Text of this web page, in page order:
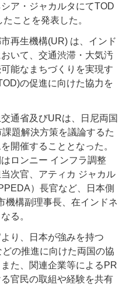
ア・ジャカルタにてTOD
ことを発表した。
再生機構(UR) は、インド
いて、交通渋滞・大気汚
能なまちづくりを実現す
の促進に向けた協力を
通省及びURは、日尼両国
題解決方策を議論するた
開催することとなった。
ロンニー インフラ調整
次官、アティカ ジャカル
）長官など、日本側
機構副理事長、在インドネ
る。
り、日本が強みを持つ
の推進に向けた両国の協
た、関連企業等によるPR
官民の取組や経験を共有